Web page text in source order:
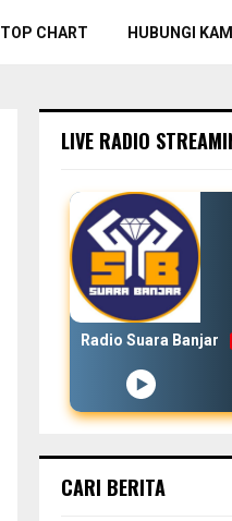
TOP CHART HUBUNGI KAMI
LIVE RADIO
Radio Suara Banjar
CARI BERITA